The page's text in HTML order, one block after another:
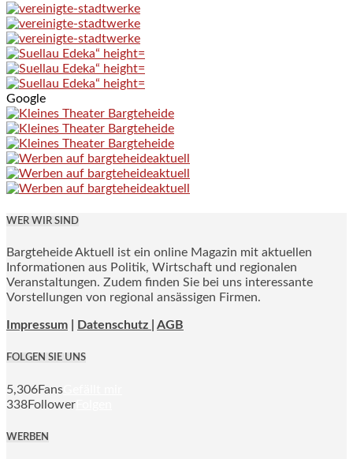
Google
WER WIR SIND
Bargteheide Aktuell ist ein online Magazin mit aktuellen
Informationen aus Politik, Wirtschaft und regionalen
Veranstaltungen. Zudem finden Sie bei uns interessante
Vorstellungen von regional ansässigen Firmen.
Impressum Datenschutz | AGB
FOLGEN SIE UNS
5,306Fans
338Follower
WERBEN